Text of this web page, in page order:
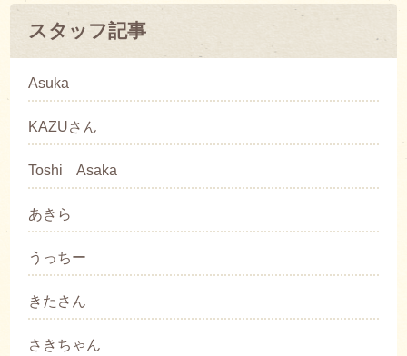
スタッフ記事
Asuka
KAZUさん
Toshi Asaka
あきら
うっちー
きたさん
さきちゃん